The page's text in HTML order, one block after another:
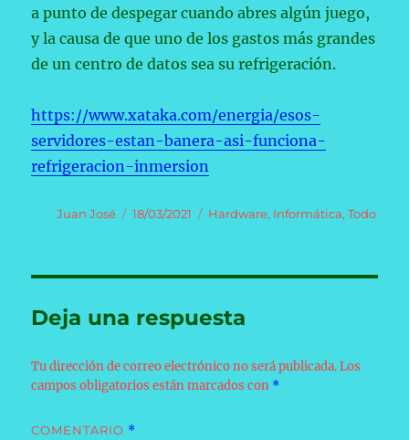
a punto de despegar cuando abres algún juego,
y la causa de que uno de los gastos más grandes
de un centro de datos sea su refrigeración.
https://www.xataka.com/energia/esos-
servidores-estan-banera-asi-funciona-
refrigeracion-inmersion
Autor
Juan José
Publicado
18/03/2021 Categorías
Hardware, Informática,Todo
Deja una respuesta
Tu dirección de correo electrónico no será publicada. Los
campos obligatorios están marcados con *
COMENTARIO *